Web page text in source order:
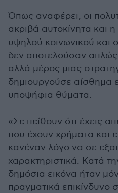
Όπως αναφέρει, οι
ακριβά αυτοκίνητα και
υψηλού κοινωνικού και
δεν αποτελούσαν απλώς
αλλά μέρος μιας
δημιουργούσε αίσθημα
υποψήφια θύματα.
«Σε πείθουν ότι έχεις
που έχουν χρήματα και
κανέναν λόγο να σε
χαρακτηριστικά. Κατά
δημόσια εικόνα ήταν
πραγματικά επικίνδυνο